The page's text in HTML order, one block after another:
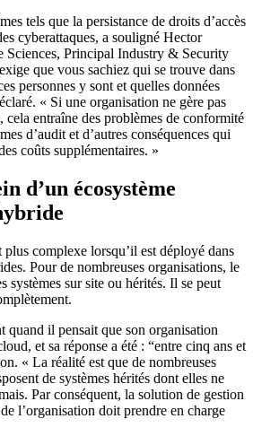
tels que la persistance de droits d’accès
cyberattaques, a souligné Hector
Principal Industry & Security
que vous sachiez qui se trouve dans
personnes y sont et quelles données
« Si une organisation ne gère pas
cela entraîne des problèmes de conformité
d’audit et d’autres conséquences qui
coûts supplémentaires. »
d’un écosystème
complexe lorsqu’il est déployé dans
Pour de nombreuses organisations, le
systèmes sur site ou hérités. Il se peut
quand il pensait que son organisation
et sa réponse a été : “entre cinq ans et
« La réalité est que de nombreuses
de systèmes hérités dont elles ne
Par conséquent, la solution de gestion
l’organisation doit prendre en charge